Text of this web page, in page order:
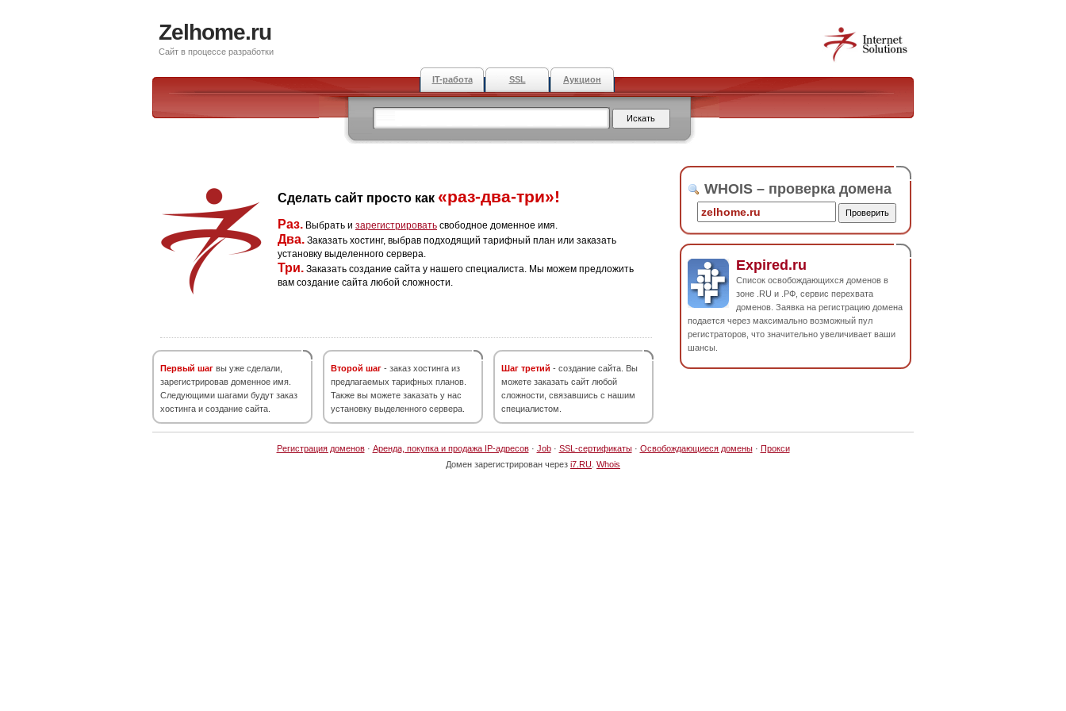
Zelhome.ru
Сайт в процессе разработки
IT-работа SSL Аукцион
Сделать сайт просто как «раз-два-три»!
Раз. Выбрать и зарегистрировать свободное доменное имя.
Два. Заказать хостинг, выбрав подходящий тарифный план или заказать
установку выделенного сервера.
Три. Заказать создание сайта у нашего специалиста. Мы можем предложить
вам создание сайта любой сложности.
Первый шаг вы уже сделали,
зарегистрировав доменное имя.
Следующими шагами будут заказ
хостинга и создание сайта.
Второй шаг - заказ хостинга из
предлагаемых тарифных планов.
Также вы можете заказать у нас
установку выделенного сервера.
Шаг третий - создание сайта. Вы
можете заказать сайт любой
сложности, связавшись с нашим
специалистом.
WHOIS – проверка домена
Expired.ru
Список освобождающихся доменов в
зоне .RU и .РФ, сервис перехвата
доменов. Заявка на регистрацию домена
подается через максимально возможный пул
регистраторов, что значительно увеличивает ваши
шансы.
Регистрация доменов· Аренда, покупка и продажа IP-адресов· Job· SSL-сертификаты· Освобождающиеся домены· Прокси
Домен зарегистрирован через i7.RU Whois